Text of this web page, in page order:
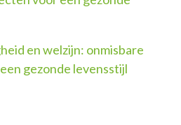
en welzijn: onmisbare
gezonde levensstijl